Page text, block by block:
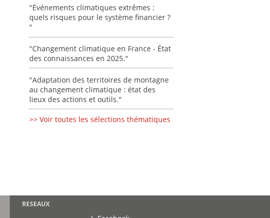
"Événements climatiques extrêmes :
quels risques pour le système financier ?
"
"Changement climatique en France - État
des connaissances en 2025."
"Adaptation des territoires de montagne
au changement climatique : état des
lieux des actions et outils."
>> Voir toutes les sélections thématiques
RESEAUX